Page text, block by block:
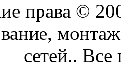
права ©
сетей..